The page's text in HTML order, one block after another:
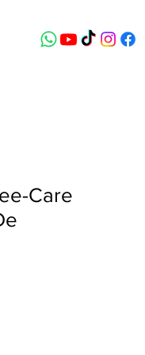
Care